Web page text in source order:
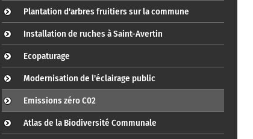
Plantation d'arbres fruitiers sur la commune
Installation de ruches à Saint-Avertin
Ecopaturage
Modernisation de l'éclairage public
Emissions zéro C02
Atlas de la Biodiversité Communale